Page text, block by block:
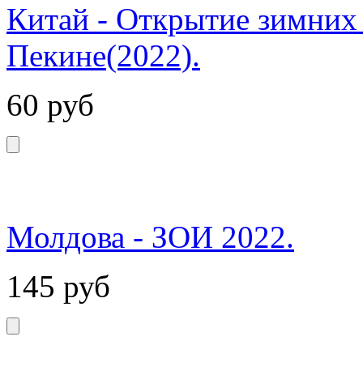
Китай - Открытие
Пекине(2022).
60 руб
Молдова - ЗОИ 2022.
145 руб